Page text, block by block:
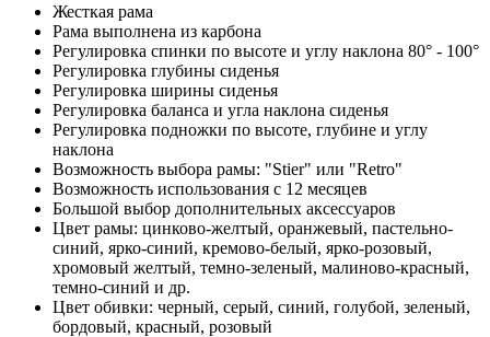
Жесткая рама
Рама выполнена из карбона
Регулировка спинки по высоте и углу наклона 80° - 100°
Регулировка глубины сиденья
Регулировка ширины сиденья
Регулировка баланса и угла наклона сиденья
Регулировка подножки по высоте, глубине и углу
наклона
Возможность выбора рамы: "Stier" или "Retro"
Возможность использования с 12 месяцев
Большой выбор дополнительных аксессуаров
Цвет рамы: цинково-желтый, оранжевый, пастельно-
синий, ярко-синий, кремово-белый, ярко-розовый,
хромовый желтый, темно-зеленый, малиново-красный,
темно-синий и др.
Цвет обивки: черный, серый, синий, голубой, зеленый,
бордовый, красный, розовый